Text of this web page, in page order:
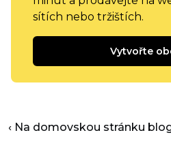
sítích nebo tržištích.
Vytvořte
‹ Na domovskou stránku